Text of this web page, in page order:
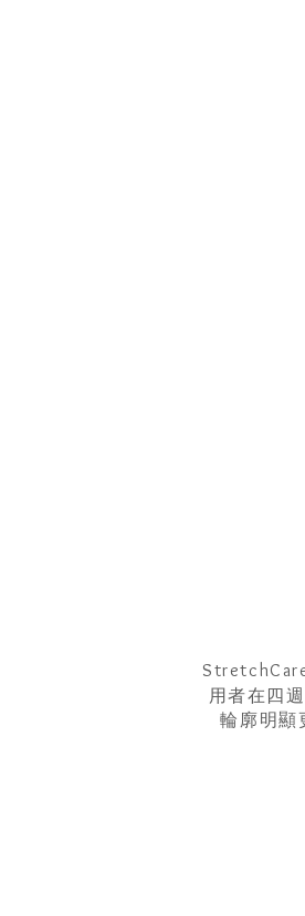
用者在四
輪廓明顯